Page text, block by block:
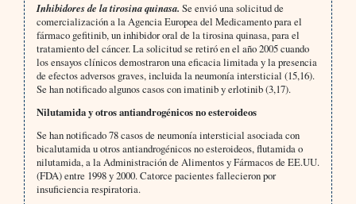
Inhibidores de la tirosina quinasa. Se envió una solicitud de
comercialización a la Agencia Europea del Medicamento para el
fármaco gefitinib, un inhibidor oral de la tirosina quinasa, para el
tratamiento del cáncer. La solicitud se retiró en el año 2005 cuando
los ensayos clínicos demostraron una eficacia limitada y la presencia
de efectos adversos graves, incluida la neumonía intersticial (15,16).
Se han notificado algunos casos con imatinib y erlotinib (3,17).
Nilutamida y otros antiandrogénicos no esteroideos
Se han notificado 78 casos de neumonía intersticial asociada con
bicalutamida u otros antiandrogénicos no esteroideos, flutamida o
nilutamida, a la Administración de Alimentos y Fármacos de EE.UU.
(FDA) entre 1998 y 2000. Catorce pacientes fallecieron por
insuficiencia respiratoria.